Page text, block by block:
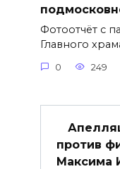
Фотоотчёт с
Главного
0 249
против
Максима